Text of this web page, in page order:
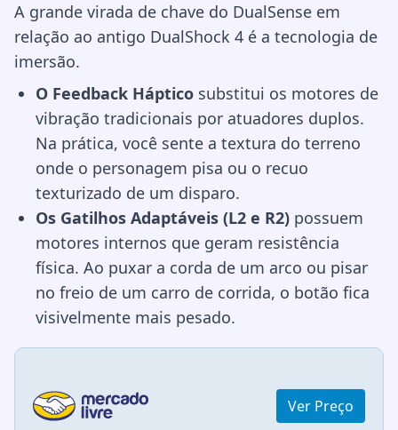
A grande virada de chave do DualSense em
relação ao antigo DualShock 4 é a tecnologia de
imersão.
O Feedback Háptico substitui os motores de
vibração tradicionais por atuadores duplos.
Na prática, você sente a textura do terreno
onde o personagem pisa ou o recuo
texturizado de um disparo.
Os Gatilhos Adaptáveis (L2 e R2) possuem
motores internos que geram resistência
física. Ao puxar a corda de um arco ou pisar
no freio de um carro de corrida, o botão fica
visivelmente mais pesado.
Ver Preço